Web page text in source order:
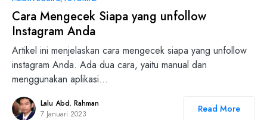
Cara Mengecek Siapa yang unfollow
Instagram Anda
Artikel ini menjelaskan cara mengecek siapa yang unfollow
instagram Anda. Ada dua cara, yaitu manual dan
menggunakan aplikasi…
Lalu Abd. Rahman
7 Januari 2023
Read More